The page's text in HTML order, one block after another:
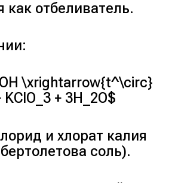
как отбеливатель.
\xrightarrow{t^\circ}
KClO_3 + 3H_2O$
и хлорат калия
соль).